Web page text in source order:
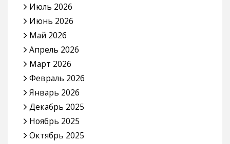
Июль 2026
Июнь 2026
Май 2026
Апрель 2026
Март 2026
Февраль 2026
Январь 2026
Декабрь 2025
Ноябрь 2025
Октябрь 2025